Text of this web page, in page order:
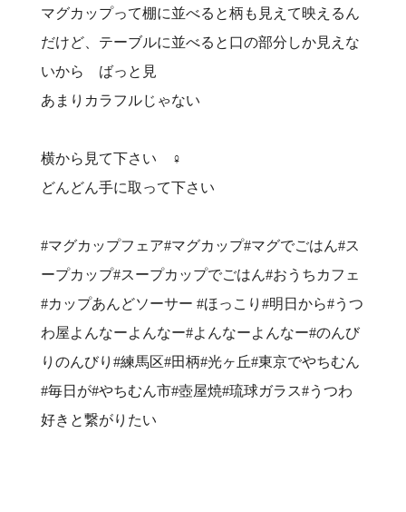
マグカップって棚に並べると柄も見えて映えるん
だけど、テーブルに並べると口の部分しか見えな
いから ばっと見
あまりカラフルじゃない
横から見て下さい ‍♀️
どんどん手に取って下さい
#マグカップフェア#マグカップ#マグでごはん#ス
ープカップ#スープカップでごはん#おうちカフェ
#カップあんどソーサー #ほっこり#明日から#うつ
わ屋よんなーよんなー#よんなーよんなー#のんび
りのんびり#練馬区#田柄#光ヶ丘#東京でやちむん
#毎日が#やちむん市#壺屋焼#琉球ガラス#うつわ
好きと繋がりたい